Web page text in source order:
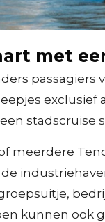
met
passagiers
stadscruise
meerdere
kunnen ook